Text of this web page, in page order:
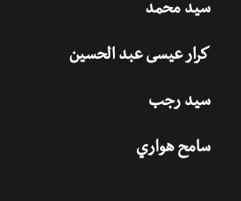
سيد محمد
كرار عيسى عبد الحسين
سيد رجب
سامح هواري